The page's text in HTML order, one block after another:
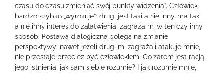
czasu do czasu zmieniać swój punkty widzenia”. Człowiek
bardzo szybko „wyrokuje”: drugi jest taki a nie inny, ma taki
a nie inny interes do załatwienia, zagraża mi w ten czy inny
sposób. Postawa dialogiczna polega na zmianie
perspektywy: nawet jeżeli drugi mi zagraża i atakuje mnie,
nie przestaje przecież być człowiekiem. Co zatem jest racją
jego istnienia, jak sam siebie rozumie? I jak rozumie mnie,